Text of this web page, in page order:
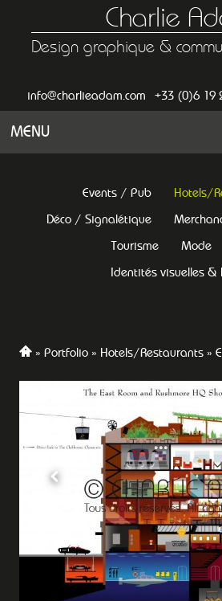
Charlie
Design graphique &
info@charlieadam.com +33 (0)6 19
MENU
Events / Pub
Hotels/
Déco / Signalétique
Tourisme
Mode
Identités visuelles &
Portfolio Hotels/Restaurants